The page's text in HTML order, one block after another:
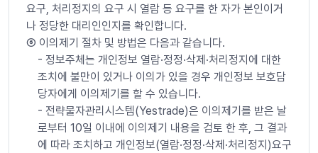
요구, 처리정지의 요구 시 열람 등 요구를 한 자가 본인이거
나 정당한 대리인인지를 확인합니다.
➅ 이의제기 절차 및 방법은 다음과 같습니다.
- 정보주체는 개인정보 열람·정정·삭제·처리정지에 대한
조치에 불만이 있거나 이의가 있을 경우 개인정보 보호담
당자에게 이의제기를 할 수 있습니다.
- 전략물자관리시스템(Yestrade)은 이의제기를 받은 날
로부터 10일 이내에 이의제기 내용을 검토 한 후, 그 결과
에 따라 조치하고 개인정보(열람·정정·삭제·처리정지)요구